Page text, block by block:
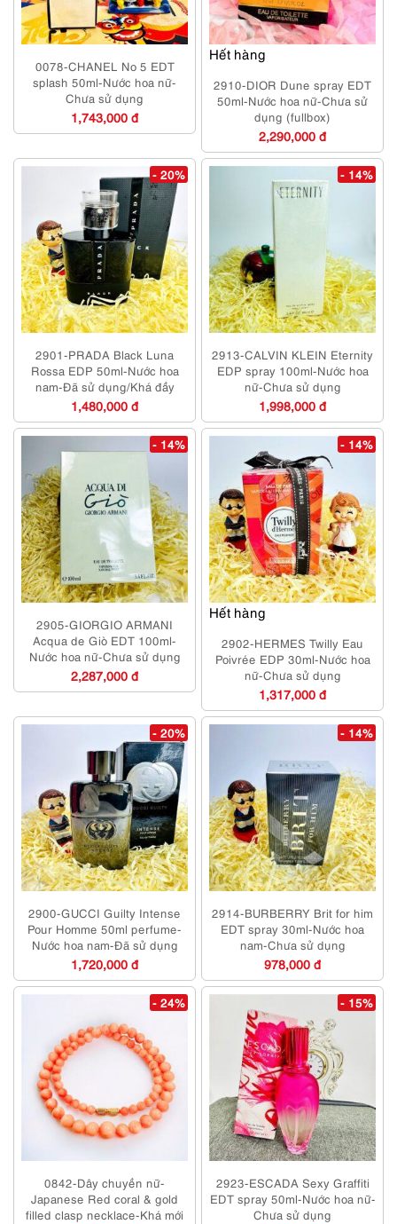
0078-CHANEL No 5 EDT
splash 50ml-Nước hoa nữ-
Chưa sử dụng
1,743,000 đ
Hết hàng
2910-DIOR Dune spray EDT
50ml-Nước hoa nữ-Chưa sử
dụng (fullbox)
2,290,000 đ
- 20%
2901-PRADA Black Luna
Rossa EDP 50ml-Nước hoa
nam-Đã sử dụng/Khá đầy
1,480,000 đ
- 14%
2913-CALVIN KLEIN Eternity
EDP spray 100ml-Nước hoa
nữ-Chưa sử dụng
1,998,000 đ
- 14%
2905-GIORGIO ARMANI
Acqua de Giò EDT 100ml-
Nước hoa nữ-Chưa sử dụng
2,287,000 đ
Hết hàng
- 14%
2902-HERMES Twilly Eau
Poivrée EDP 30ml-Nước hoa
nữ-Chưa sử dụng
1,317,000 đ
- 20%
2900-GUCCI Guilty Intense
Pour Homme 50ml perfume-
Nước hoa nam-Đã sử dụng
1,720,000 đ
- 14%
2914-BURBERRY Brit for him
EDT spray 30ml-Nước hoa
nam-Chưa sử dụng
978,000 đ
- 24%
0842-Dây chuyền nữ-
Japanese Red coral & gold
filled clasp necklace-Khá mới
- 15%
2923-ESCADA Sexy Graffiti
EDT spray 50ml-Nước hoa nữ-
Chưa sử dụng